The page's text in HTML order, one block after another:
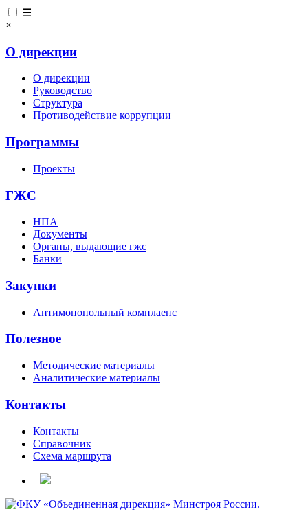
☰
×
О дирекции
О дирекции
Руководство
Структура
Противодействие коррупции
Программы
Проекты
ГЖС
НПА
Документы
Органы, выдающие гжс
Банки
Закупки
Антимонопольный комплаенс
Полезное
Методические материалы
Аналитические материалы
Контакты
Контакты
Справочник
Схема маршрута